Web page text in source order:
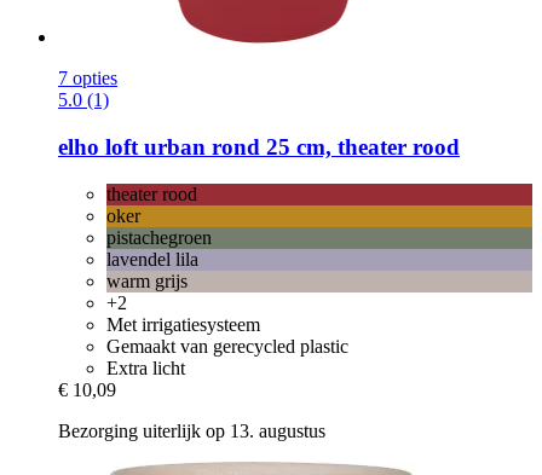
7 opties
5.0 (1)
elho loft urban rond 25 cm, theater rood
theater rood
oker
pistachegroen
lavendel lila
warm grijs
+2
Met irrigatiesysteem
Gemaakt van gerecycled plastic
Extra licht
€ 10,09
Bezorging uiterlijk op 13. augustus